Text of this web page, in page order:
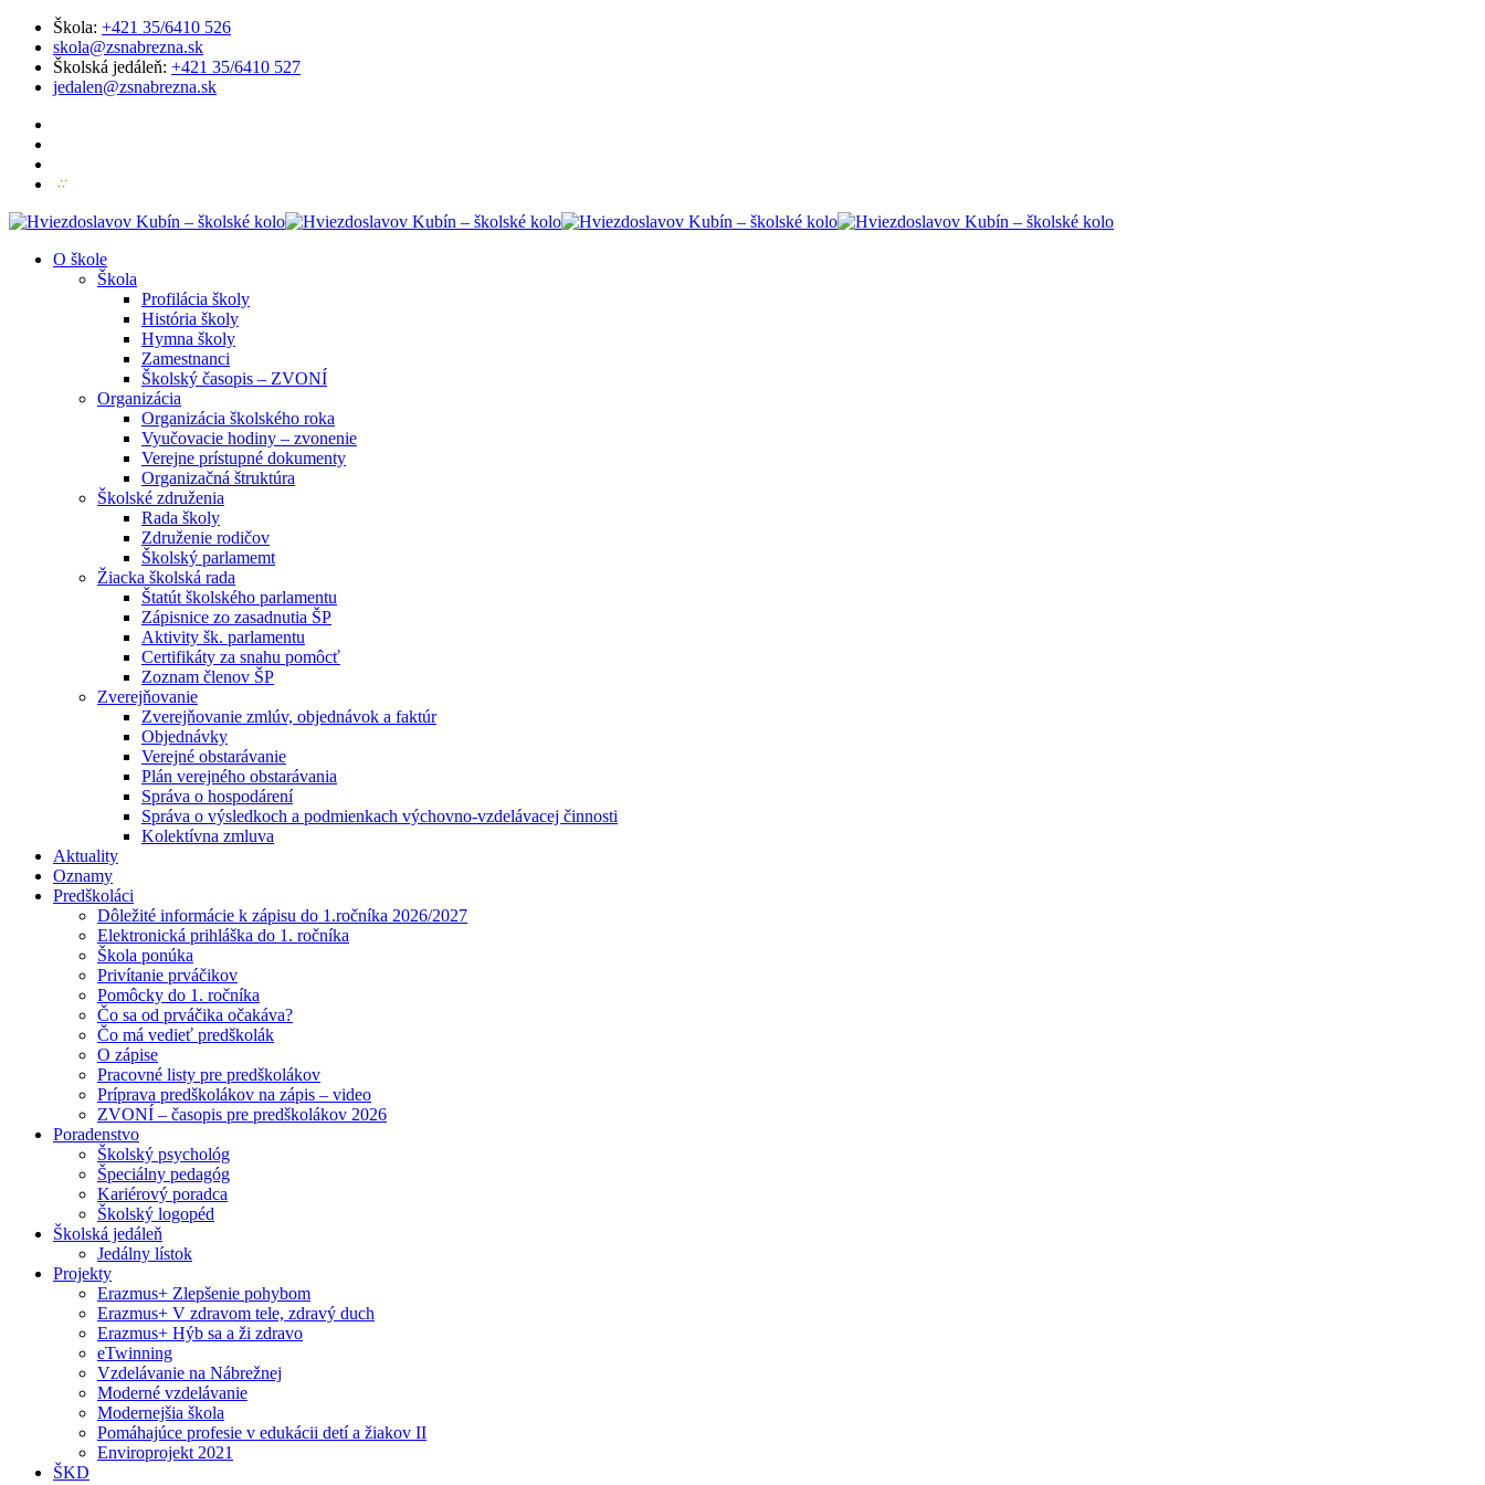
Škola: +421 35/6410 526
skola@zsnabrezna.sk
Školská jedáleň: +421 35/6410 527
jedalen@zsnabrezna.sk
O škole
Škola
Profilácia školy
História školy
Hymna školy
Zamestnanci
Školský časopis – ZVONÍ
Organizácia
Organizácia školského roka
Vyučovacie hodiny – zvonenie
Verejne prístupné dokumenty
Organizačná štruktúra
Školské združenia
Rada školy
Združenie rodičov
Školský parlamemt
Žiacka školská rada
Štatút školského parlamentu
Zápisnice zo zasadnutia ŠP
Aktivity šk. parlamentu
Certifikáty za snahu pomôcť
Zoznam členov ŠP
Zverejňovanie
Zverejňovanie zmlúv, objednávok a faktúr
Objednávky
Verejné obstarávanie
Plán verejného obstarávania
Správa o hospodárení
Správa o výsledkoch a podmienkach výchovno-vzdelávacej činnosti
Kolektívna zmluva
Aktuality
Oznamy
Predškoláci
Dôležité informácie k zápisu do 1.ročníka 2026/2027
Elektronická prihláška do 1. ročníka
Škola ponúka
Privítanie prváčikov
Pomôcky do 1. ročníka
Čo sa od prváčika očakáva?
Čo má vedieť predškolák
O zápise
Pracovné listy pre predškolákov
Príprava predškolákov na zápis – video
ZVONÍ – časopis pre predškolákov 2026
Poradenstvo
Školský psychológ
Špeciálny pedagóg
Kariérový poradca
Školský logopéd
Školská jedáleň
Jedálny lístok
Projekty
Erazmus+ Zlepšenie pohybom
Erazmus+ V zdravom tele, zdravý duch
Erazmus+ Hýb sa a ži zdravo
eTwinning
Vzdelávanie na Nábrežnej
Moderné vzdelávanie
Modernejšia škola
Pomáhajúce profesie v edukácii detí a žiakov II
Enviroprojekt 2021
ŠKD